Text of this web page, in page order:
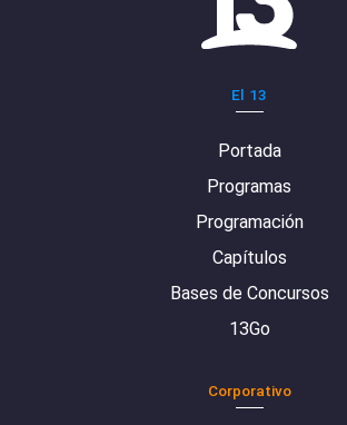
El 13
Portada
Programas
Programación
Capítulos
Bases de Concursos
13Go
Corporativo